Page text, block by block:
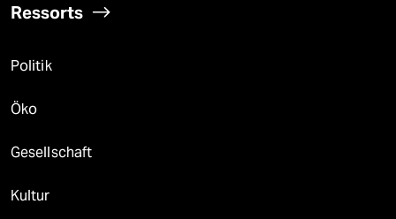
Ressorts
Politik
Öko
Gesellschaft
Kultur